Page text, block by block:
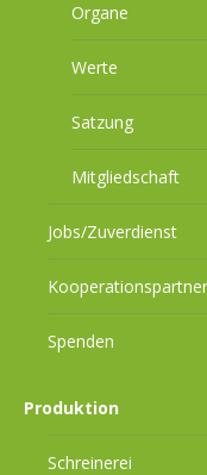
Organe
Werte
Satzung
Mitgliedschaft
Jobs/Zuverdienst
Spenden
Produktion
Schreinerei